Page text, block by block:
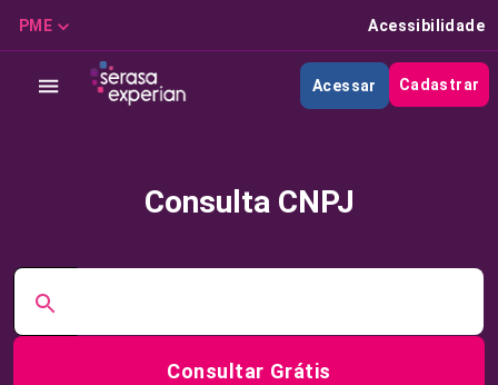
PME Acessibilidade
Acessar Cadastrar
Consulta CNPJ
Consultar Grátis